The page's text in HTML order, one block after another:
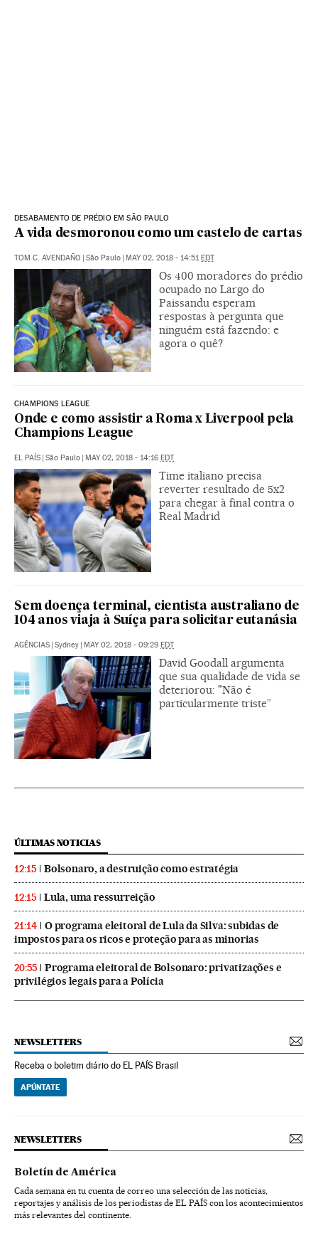
DESABAMENTO DE PRÉDIO EM SÃO PAULO
A vida desmoronou como um castelo de cartas
TOM C. AVENDAÑO | São Paulo | MAY 02, 2018 - 14:51EDT
Os 400 moradores do prédio
ocupado no Largo do
Paissandu esperam
respostas à pergunta que
ninguém está fazendo: e
agora o quê?
CHAMPIONS LEAGUE
Onde e como assistir a Roma x Liverpool pela
Champions League
EL PAÍS | São Paulo | MAY 02, 2018 - 14:16 EDT
Time italiano precisa
reverter resultado de 5x2
para chegar à final contra o
Real Madrid
Sem doença terminal, cientista australiano de
104 anos viaja à Suíça para solicitar eutanásia
AGÊNCIAS | Sydney | MAY 02, 2018 - 09:29 EDT
David Goodall argumenta
que sua qualidade de vida se
deteriorou: "Não é
particularmente triste”
ÚLTIMAS NOTICIAS
12:15 Bolsonaro, a destruição como estratégia
12:15 Lula, uma ressurreição
21:14
O programa eleitoral de Lula da Silva: subidas de
impostos para os ricos e proteção para as minorias
20:55
Programa eleitoral de Bolsonaro: privatizações e
privilégios legais para a Polícia
NEWSLETTERS
Receba o boletim diário do EL PAÍS Brasil
APÚNTATE
NEWSLETTERS
Boletín de América
Cada semana en tu cuenta de correo una selección de las noticias,
reportajes y análisis de los periodistas de EL PAÍS con los acontecimientos
más relevantes del continente.